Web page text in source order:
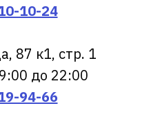
10-24
87 к1, стр. 1
до 22:00
94-66